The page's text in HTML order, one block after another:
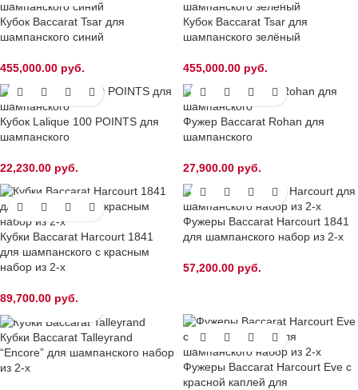
Кубок Baccarat Tsar для
шампанского синий
455,000.00 руб.
Кубок Baccarat Tsar для
шампанского зелёный
455,000.00 руб.
Кубок Lalique 100 POINTS для
шампанского
22,230.00 руб.
Фужер Baccarat Rohan для
шампанского
27,900.00 руб.
Кубки Baccarat Harcourt 1841
для шампанского с красным
набор из 2-х
89,700.00 руб.
Фужеры Baccarat Harcourt 1841
для шампанского набор из 2-х
57,200.00 руб.
Кубки Baccarat Talleyrand
“Encore” для шампанского набор
из 2-х
Фужеры Baccarat Harcourt Eve c
красной каплей для